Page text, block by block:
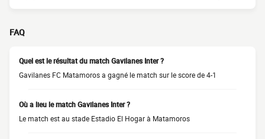
FAQ
Quel est le résultat du match Gavilanes Inter ?
Gavilanes FC Matamoros a gagné le match sur le score de 4-1
Où a lieu le match Gavilanes Inter ?
Le match est au stade Estadio El Hogar à Matamoros